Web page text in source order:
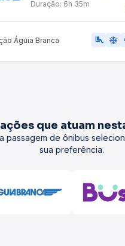
Duração: 6h 35m
Águia Branca airline_seat_legroom_extra ac_unit
que atuam
passagem de ônibus
sua preferência.